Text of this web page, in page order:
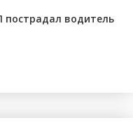
пострадал водитель